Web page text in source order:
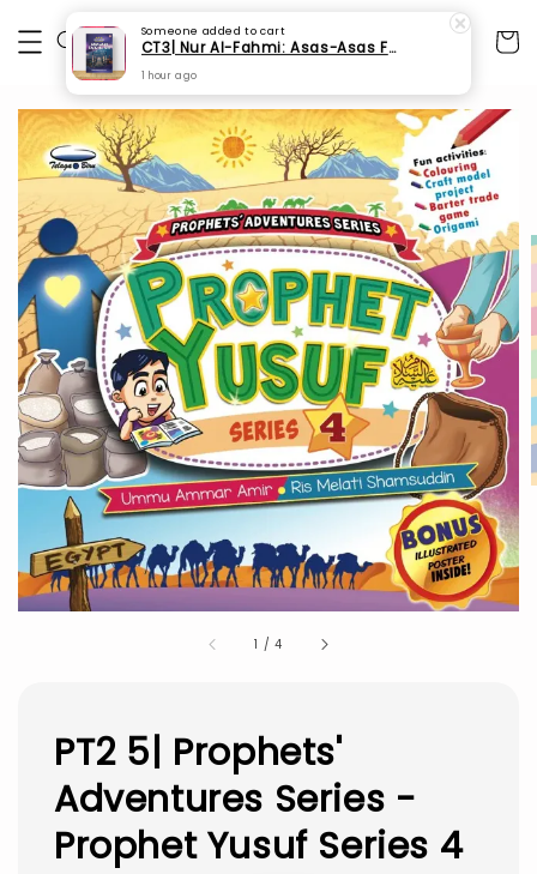
1 /4
PT2 5| Prophets'
Adventures Series -
Prophet Yusuf Series 4
Someone added to cart
CT3| Nur Al-Fahmi: Asas-Asas Fardhu Ain (SPI 175)
1 hour ago